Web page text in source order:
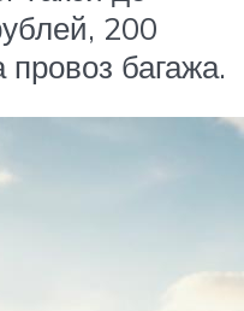
200
багажа.